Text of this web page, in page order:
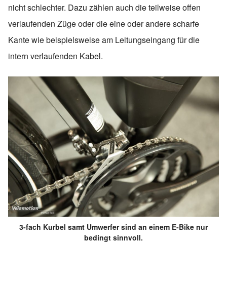
nicht schlechter. Dazu zählen auch die teilweise offen
verlaufenden Züge oder die eine oder andere scharfe
Kante wie beispielsweise am Leitungseingang für die
intern verlaufenden Kabel.
3-fach Kurbel samt Umwerfer sind an einem E-Bike nur
bedingt sinnvoll.